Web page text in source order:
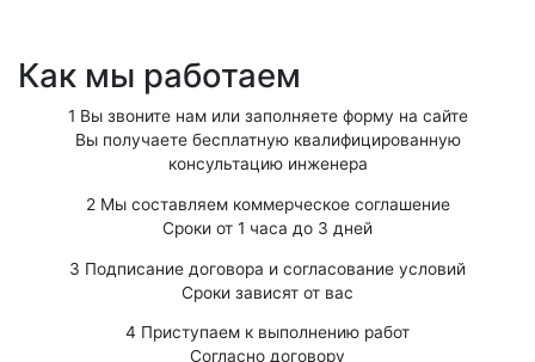
Как мы работаем
1 Вы звоните нам или заполняете форму на сайте
Вы получаете бесплатную квалифицированную
консультацию инженера
2 Мы составляем коммерческое соглашение
Сроки от 1 часа до 3 дней
3 Подписание договора и согласование условий
Сроки зависят от вас
4 Приступаем к выполнению работ
Согласно договору